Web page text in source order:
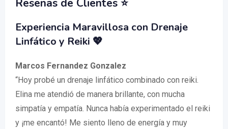
Reseñas de Clientes ⭐️
Experiencia Maravillosa con Drenaje
Linfático y Reiki 💖
Marcos Fernandez Gonzalez
“Hoy probé un drenaje linfático combinado con reiki.
Elina me atendió de manera brillante, con mucha
simpatía y empatía. Nunca había experimentado el reiki
y ¡me encantó! Me siento lleno de energía y muy